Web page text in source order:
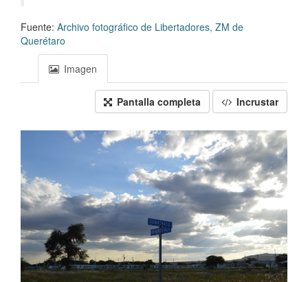
Fuente: Archivo fotográfico de Libertadores, ZM de
Querétaro
Imagen
Pantalla completa Incrustar